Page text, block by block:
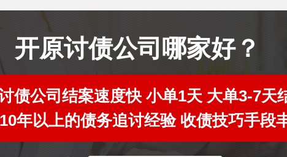
开原讨债公司哪家好？
债公司结案速度快 小单1天 大单3-7天
年以上的债务追讨经验 收债技巧手段